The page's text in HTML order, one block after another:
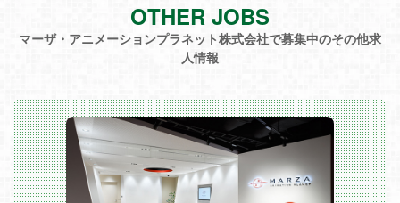
OTHER JOBS
マーザ・アニメーションプラネット株式会社で募集中のその他求
人情報